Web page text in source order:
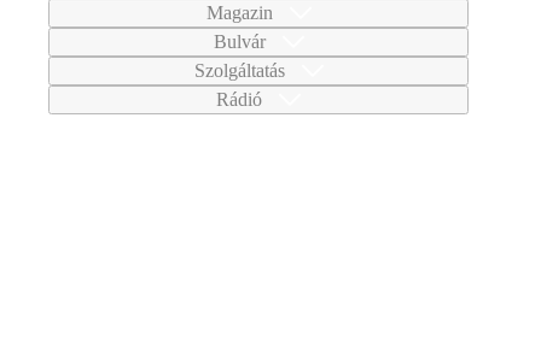
Magazin
Bulvár
Szolgáltatás
Rádió